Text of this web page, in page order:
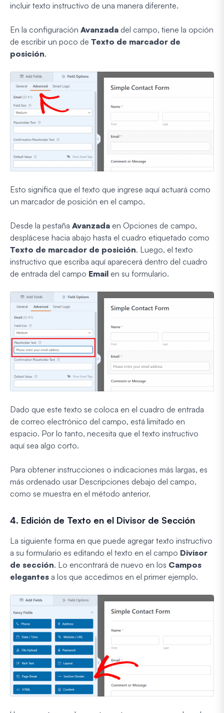
incluir texto instructivo de una manera diferente.
En la configuración Avanzada del campo, tiene la opción
de escribir un poco de Texto de marcador de
posición.
Esto significa que el texto que ingrese aquí actuará como
un marcador de posición en el campo.
Desde la pestaña Avanzada en Opciones de campo,
desplácese hacia abajo hasta el cuadro etiquetado como
Texto de marcador de posición. Luego, el texto
instructivo que escriba aquí aparecerá dentro del cuadro
de entrada del campo Email en su formulario.
Dado que este texto se coloca en el cuadro de entrada
de correo electrónico del campo, está limitado en
espacio. Por lo tanto, necesita que el texto instructivo
aquí sea algo corto.
Para obtener instrucciones o indicaciones más largas, es
más ordenado usar Descripciones debajo del campo,
como se muestra en el método anterior.
4. Edición de Texto en el Divisor de Sección
La siguiente forma en que puede agregar texto instructivo
a su formulario es editando el texto en el campo Divisor
de sección. Lo encontrará de nuevo en los Campos
elegantes a los que accedimos en el primer ejemplo.